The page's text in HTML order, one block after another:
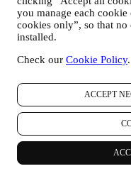
you manage each
cookies only”, so that
installed.
Check our Cookie Policy.
ACCEPT
uitoefenen,
wissen van de
winkel of via
zal dergelijke
4. HOE WORDEN UW
Beveiliging- Wij hechten
gegevens van onze
ondernemen om ervoor te
bewaard, alleen worden
privacyverklaring worden
doeleinden), en dat ze op